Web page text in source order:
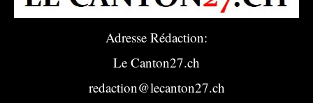
Adresse Rédaction:
Le Canton27.ch
redaction@lecanton27.ch